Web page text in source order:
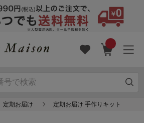
定期お届け 定期お届け 手作りキット